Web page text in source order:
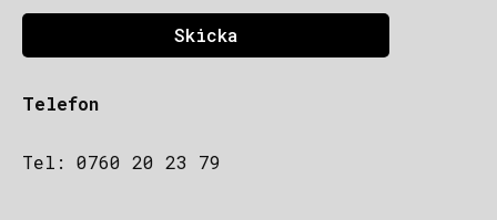
Skicka
Telefon
Tel: 0760 20 23 79